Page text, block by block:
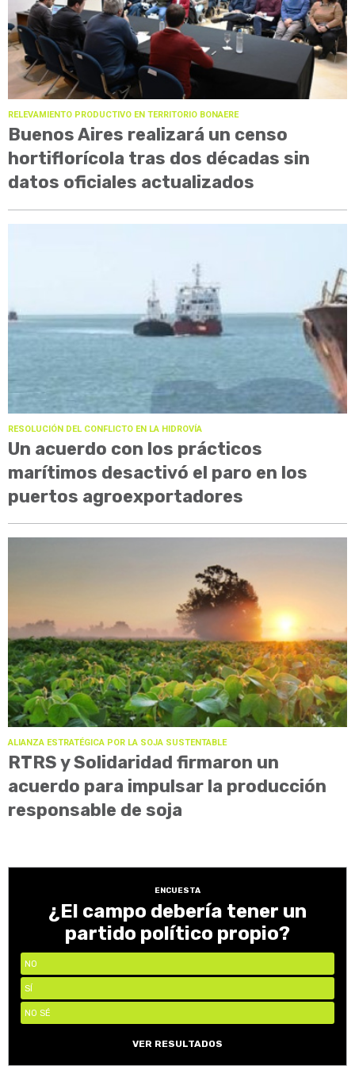
RELEVAMIENTO PRODUCTIVO EN TERRITORIO BONAERE
Buenos Aires realizará un censo
hortiflorícola tras dos décadas sin
datos oficiales actualizados
RESOLUCIÓN DEL CONFLICTO EN LA HIDROVÍA
Un acuerdo con los prácticos
marítimos desactivó el paro en los
puertos agroexportadores
ALIANZA ESTRATÉGICA POR LA SOJA SUSTENTABLE
RTRS y Solidaridad firmaron un
acuerdo para impulsar la producción
responsable de soja
ENCUESTA
¿El campo debería tener un
partido político propio?
NO
SÍ
NO SÉ
VER RESULTADOS